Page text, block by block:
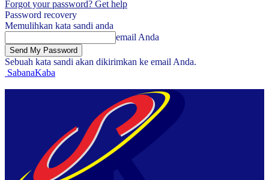
Forgot your password? Get help
Password recovery
Memulihkan kata sandi anda
email Anda
Sebuah kata sandi akan dikirimkan ke email Anda.
SabanaKaba